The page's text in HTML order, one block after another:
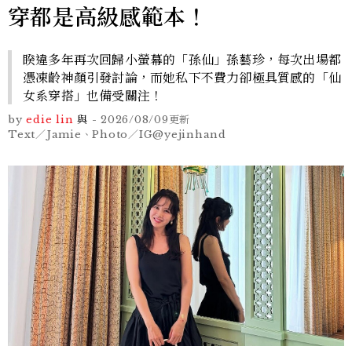
穿都是高級感範本！
睽違多年再次回歸小螢幕的「孫仙」孫藝珍，每次出場都
憑凍齡神顏引發討論，而她私下不費力卻極具質感的「仙
女系穿搭」也備受關注！
by edie lin 與 - 2026/08/09更新
Text／Jamie、Photo／IG@yejinhand